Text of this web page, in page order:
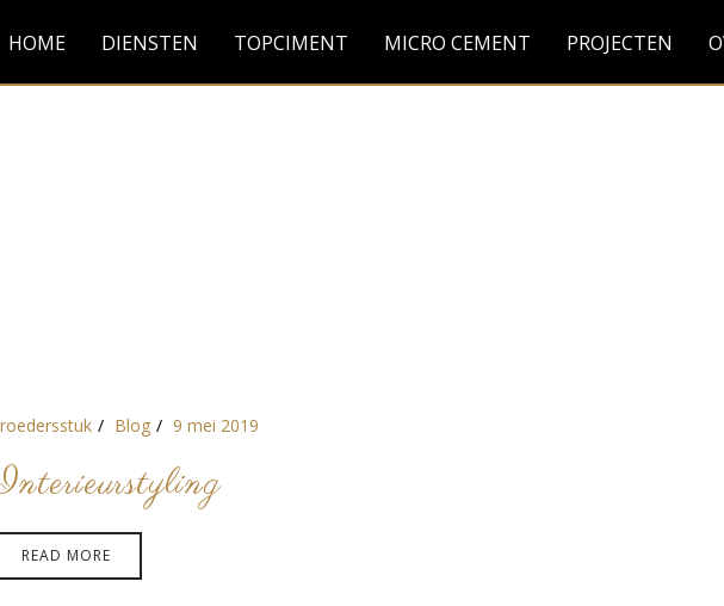
HOME DIENSTEN TOPCIMENT MICRO CEMENT PROJECTEN
Blog 9 mei 2019
READ MORE